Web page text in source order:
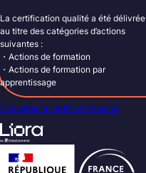
La certification qualité a été délivrée
au titre des catégories d’actions
suivantes :
・Actions de formation
・Actions de formation par
apprentissage
Consulter le certificat Qualiopi